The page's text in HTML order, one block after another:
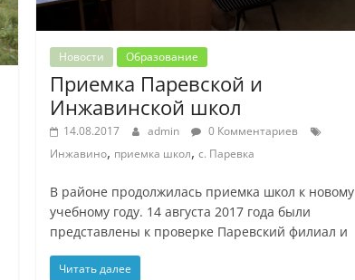
Новости Образование
Приемка Паревской и
Инжавинской школ
14.08.2017 admin
0 Комментариев
Инжавино, приемка школ,с. Паревка
В районе продолжилась приемка школ к новому
учебному году. 14 августа 2017 года были
представлены к проверке Паревский филиал и
Читать далее